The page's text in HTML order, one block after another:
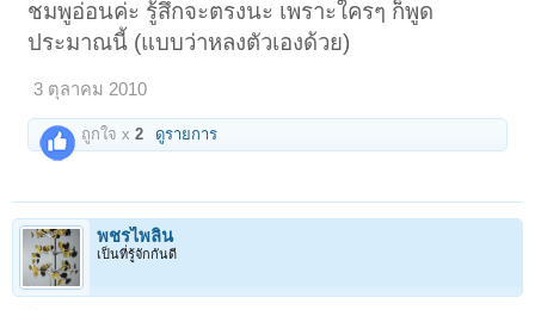
ชมพูอ่อนค่ะ รู้สึกจะตรงนะ เพราะใครๆ ก็พูด
ประมาณนี้ (แบบว่าหลงตัวเองด้วย)
3 ตุลาคม 2010
ถูกใจ x2 ดูรายการ
พชรไพลิน
เป็นที่รู้จักกันดี